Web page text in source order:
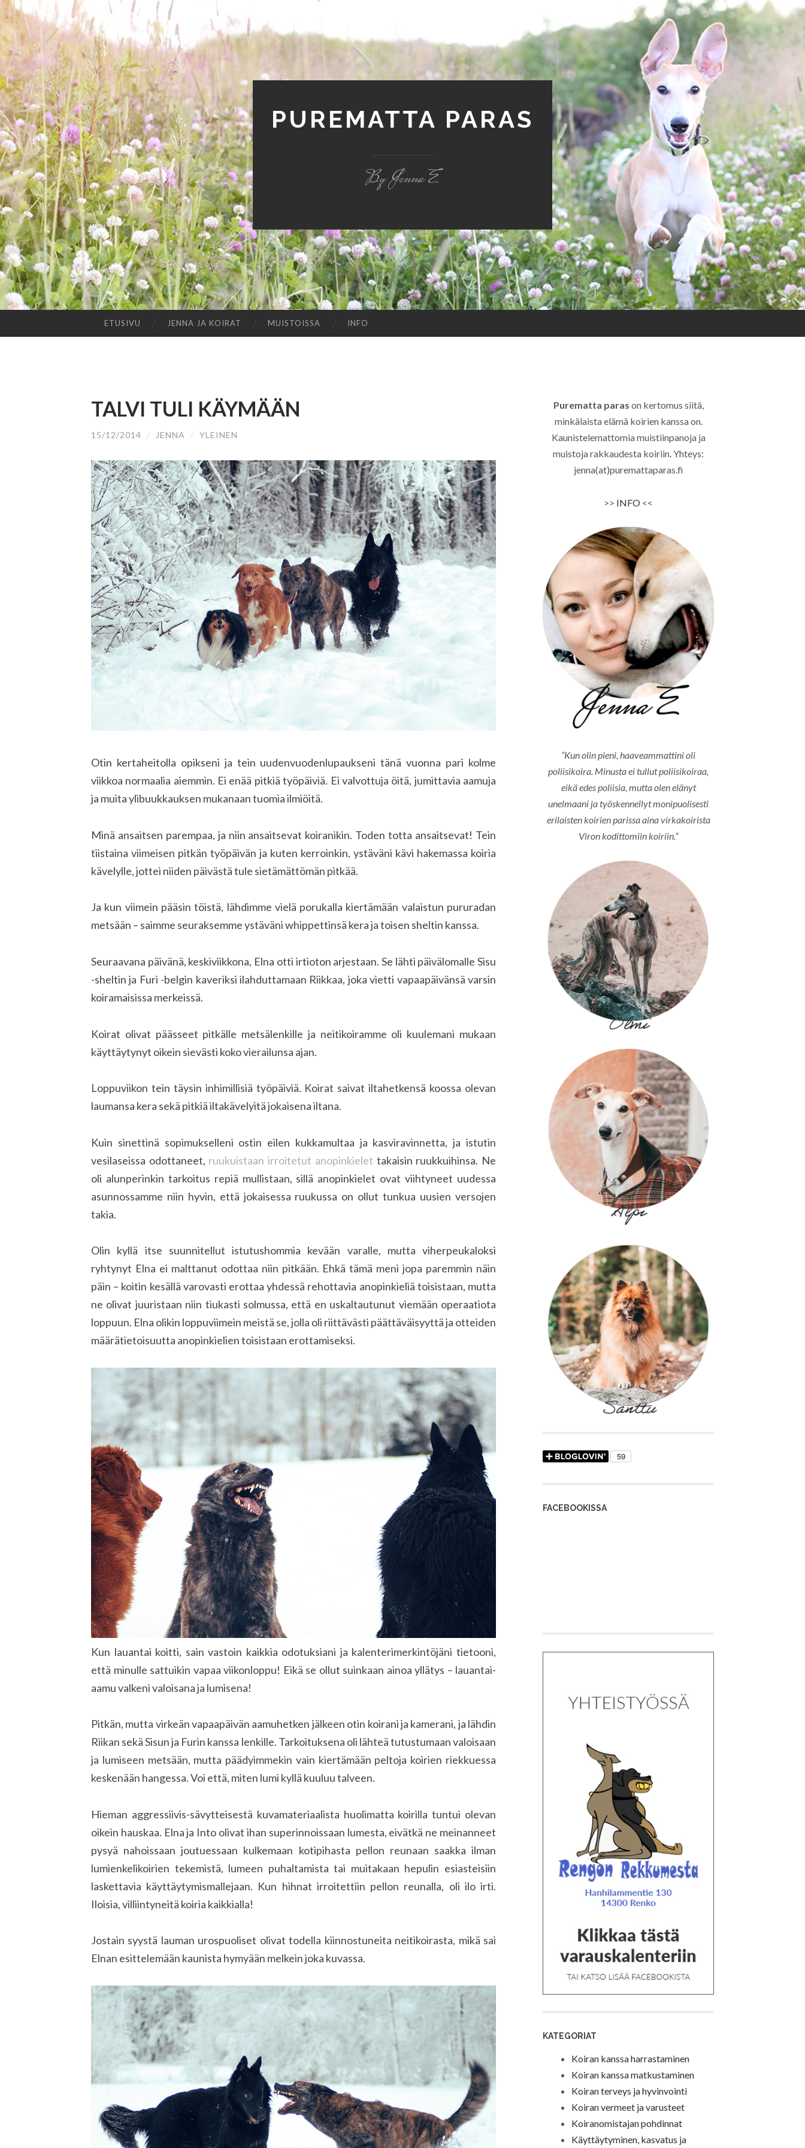
PUREMATTA PARAS
By Jenna E
SISÄLTÖÖN
ETUSIVU JENNA JA KOIRAT MUISTOISSA INFO
TALVI TULI KÄYMÄÄN
15/12/2014 / JENNA / YLEINEN
Otin kertaheitolla opikseni ja tein uudenvuodenlupaukseni tänä vuonna pari kolme
viikkoa normaalia aiemmin. Ei enää pitkiä työpäiviä. Ei valvottuja öitä, jumittavia aamuja
ja muita ylibuukkauksen mukanaan tuomia ilmiöitä.
Minä ansaitsen parempaa, ja niin ansaitsevat koiranikin. Toden totta ansaitsevat! Tein
tiistaina viimeisen pitkän työpäivän ja kuten kerroinkin, ystäväni kävi hakemassa koiria
kävelylle, jottei niiden päivästä tule sietämättömän pitkää.
Ja kun viimein pääsin töistä, lähdimme vielä porukalla kiertämään valaistun pururadan
metsään – saimme seuraksemme ystäväni whippettinsä kera ja toisen sheltin kanssa.
Seuraavana päivänä, keskiviikkona, Elna otti irtioton arjestaan. Se lähti päivälomalle Sisu
-sheltin ja Furi -belgin kaveriksi ilahduttamaan Riikkaa, joka vietti vapaapäivänsä varsin
koiramaisissa merkeissä.
Koirat olivat päässeet pitkälle metsälenkille ja neitikoiramme oli kuulemani mukaan
käyttäytynyt oikein sievästi koko vierailunsa ajan.
Loppuviikon tein täysin inhimillisiä työpäiviä. Koirat saivat iltahetkensä koossa olevan
laumansa kera sekä pitkiä iltakävelyitä jokaisena iltana.
Kuin sinettinä sopimukselleni ostin eilen kukkamultaa ja kasviravinnetta, ja istutin
vesilaseissa odottaneet, ruukuistaan irroitetut anopinkielet takaisin ruukkuihinsa. Ne
oli alunperinkin tarkoitus repiä mullistaan, sillä anopinkielet ovat viihtyneet uudessa
asunnossamme niin hyvin, että jokaisessa ruukussa on ollut tunkua uusien versojen
takia.
Olin kyllä itse suunnitellut istutushommia kevään varalle, mutta viherpeukaloksi
ryhtynyt Elna ei malttanut odottaa niin pitkään. Ehkä tämä meni jopa paremmin näin
päin – koitin kesällä varovasti erottaa yhdessä rehottavia anopinkieliä toisistaan, mutta
ne olivat juuristaan niin tiukasti solmussa, että en uskaltautunut viemään operaatiota
loppuun. Elna olikin loppuviimein meistä se, jolla oli riittävästi päättäväisyyttä ja otteiden
määrätietoisuutta anopinkielien toisistaan erottamiseksi.
Kun lauantai koitti, sain vastoin kaikkia odotuksiani ja kalenterimerkintöjäni tietooni,
että minulle sattuikin vapaa viikonloppu! Eikä se ollut suinkaan ainoa yllätys – lauantai-
aamu valkeni valoisana ja lumisena!
Pitkän, mutta virkeän vapaapäivän aamuhetken jälkeen otin koirani ja kamerani, ja lähdin
Riikan sekä Sisun ja Furin kanssa lenkille. Tarkoituksena oli lähteä tutustumaan valoisaan
ja lumiseen metsään, mutta päädyimmekin vain kiertämään peltoja koirien riekkuessa
keskenään hangessa. Voi että, miten lumi kyllä kuuluu talveen.
Hieman aggressiivis-sävytteisestä kuvamateriaalista huolimatta koirilla tuntui olevan
oikein hauskaa. Elna ja Into olivat ihan superinnoissaan lumesta, eivätkä ne meinanneet
pysyä nahoissaan joutuessaan kulkemaan kotipihasta pellon reunaan saakka ilman
lumienkelikoirien tekemistä, lumeen puhaltamista tai muitakaan hepulin esiasteisiin
laskettavia käyttäytymismallejaan. Kun hihnat irroitettiin pellon reunalla, oli ilo irti.
Iloisia, villiintyneitä koiria kaikkialla!
Jostain syystä lauman urospuoliset olivat todella kiinnostuneita neitikoirasta, mikä sai
Elnan esittelemään kaunista hymyään melkein joka kuvassa.
Purematta paras on kertomus siitä,
minkälaista elämä koirien kanssa on.
Kaunistelemattomia muistiinpanoja ja
muistoja rakkaudesta koiriin. Yhteys:
jenna(at)puremattaparas.fi
>> INFO <<
”Kun olin pieni, haaveammattini oli
poliisikoira. Minusta ei tullut poliisikoiraa,
eikä edes poliisia, mutta olen elänyt
unelmaani ja työskennellyt monipuolisesti
erilaisten koirien parissa aina virkakoirista
Viron kodittomiin koiriin.”
FACEBOOKISSA
KATEGORIAT
Koiran kanssa harrastaminen
Koiran kanssa matkustaminen
Koiran terveys ja hyvinvointi
Koiran vermeet ja varusteet
Koiranomistajan pohdinnat
Käyttäytyminen, kasvatus ja